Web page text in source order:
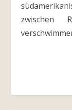
zwischen